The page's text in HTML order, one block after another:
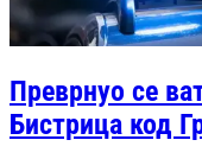
Преврнуо се
Бистрица код